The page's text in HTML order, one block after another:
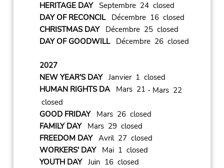
HERITAGE DAYSeptembre 24 closed
DAY OF RECONCILDécembre 16 closed
CHRISTMAS DAYDécembre 25 closed
DAY OF GOODWILLDécembre 26 closed
2027
NEW YEAR'S DAYJanvier 1 closed
HUMAN RIGHTS DAMars 21 - Mars 22
closed
GOOD FRIDAYMars 26 closed
FAMILY DAYMars 29 closed
FREEDOM DAYAvril 27 closed
WORKERS' DAYMai 1 closed
YOUTH DAYJuin 16 closed